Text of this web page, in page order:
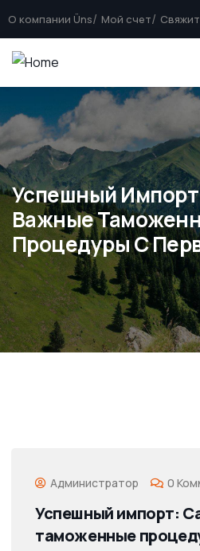
О компании Üns Мой счет
Успешный
Важные
Процедуры С
Администратор 0
Успешный импорт:
таможенные